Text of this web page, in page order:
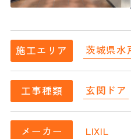
施工エリア 茨城県水
工事種類 玄関ドア
メーカー LIXIL